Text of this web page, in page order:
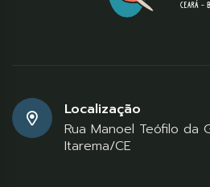
Localização
Rua Manoel Teófilo da
Itarema/CE